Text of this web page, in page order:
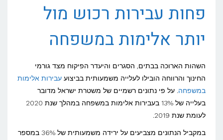
פחות עבירות רכוש מול
יותר אלימות במשפחה
השהות הארוכה בבתים, הסגרים והיעדר הפיקוח מצד גורמי
החינוך והרווחה הובילו לעלייה משמעותית בביצוע עבירות אלימות
במשפחה. על פי נתונים רשמיים של משטרת ישראל מדובר
בעלייה של 13% בעבירות אלימות במשפחה במהלך שנת 2020
לעומת שנת 2019.
במקביל הנתונים מצביעים על ירידה משמעותית של 36% במספר